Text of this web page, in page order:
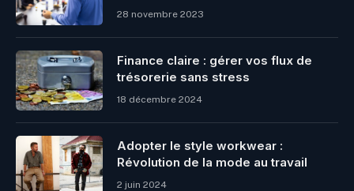
28 novembre 2023
Finance claire : gérer vos flux de
trésorerie sans stress
18 décembre 2024
Adopter le style workwear :
Révolution de la mode au travail
2 juin 2024